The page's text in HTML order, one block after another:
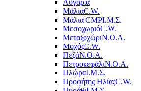
Λυγαριά
ΜάλιαC.W.
Μάλια CMPΙ.Μ.Σ.
ΜεσοχωριόC.W.
ΜεταξοχώριΝ.Ο.Α.
ΜοχόςC.W.
ΠεζάΝ.Ο.Α.
ΠετροκεφάλιΝ.Ο.Α.
ΠλώραΙ.Μ.Σ.
Προφήτης ΗλίαςC.W.